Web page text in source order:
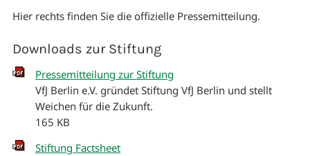
Hier rechts finden Sie die offizielle Pressemitteilung.
Downloads zur Stiftung
Pressemitteilung zur Stiftung
VfJ Berlin e.V. gründet Stiftung VfJ Berlin und stellt
Weichen für die Zukunft.
165 KB
Stiftung Factsheet